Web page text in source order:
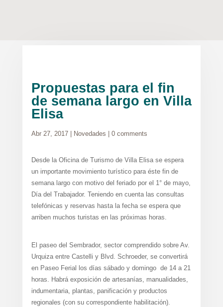
Propuestas para el fin
de semana largo en Villa
Elisa
Abr 27, 2017| Novedades 0 comments
Desde la Oficina de Turismo de Villa Elisa se espera
un importante movimiento turístico para éste fin de
semana largo con motivo del feriado por el 1° de mayo,
Día del Trabajador. Teniendo en cuenta las consultas
telefónicas y reservas hasta la fecha se espera que
arriben muchos turistas en las próximas horas.
El paseo del Sembrador, sector comprendido sobre Av.
Urquiza entre Castelli y Blvd. Schroeder, se convertirá
en Paseo Ferial los días sábado y domingo de 14 a 21
horas. Habrá exposición de artesanías, manualidades,
indumentaria, plantas, panificación y productos
regionales (con su correspondiente habilitación).